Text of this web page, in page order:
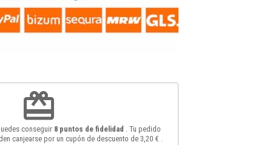
redeem
conseguir 8 puntos de fidelidad . Tu pedido
canjearse por un cupón de descuento de 3,20 €